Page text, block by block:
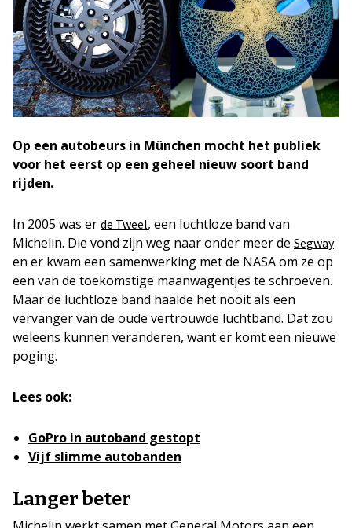
Op een autobeurs in München mocht het publiek
voor het eerst op een geheel nieuw soort band
rijden.
In 2005 was er de Tweel, een luchtloze band van
Michelin. Die vond zijn weg naar onder meer de Segway
en er kwam een samenwerking met de NASA om ze op
een van de toekomstige maanwagentjes te schroeven.
Maar de luchtloze band haalde het nooit als een
vervanger van de oude vertrouwde luchtband. Dat zou
weleens kunnen veranderen, want er komt een nieuwe
poging.
Lees ook:
GoPro in autoband gestopt
Vijf slimme autobanden
Langer beter